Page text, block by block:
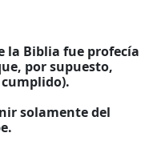
la Biblia fue profecía
por supuesto,
solamente del